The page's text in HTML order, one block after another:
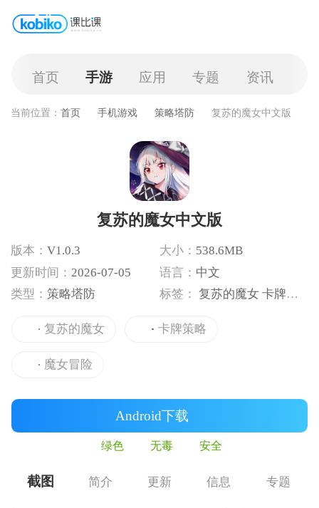
首页 手游 应用 专题 资讯
当前位置： 首页 手机游戏 策略塔防 复苏的魔女中文版
复苏的魔女中文版
版本： V1.0.3 大小： 538.6MB
更新时间： 2026-07-05 语言： 中文
类型： 策略塔防 标签： 复苏的魔女 卡牌策略
复苏的魔女 卡牌策略
魔女冒险
Android下载
绿色 无毒 安全
截图 简介 更新 信息 专题